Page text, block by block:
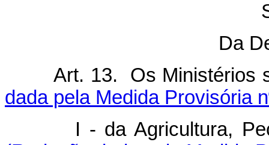
Da
Art. 13. Os
dada pela Medida Provisória
I - da Agricultura,